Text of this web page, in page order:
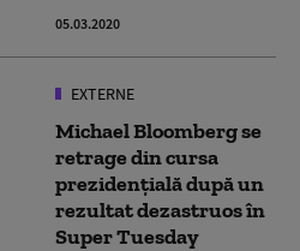
05.03.2020
EXTERNE
Michael Bloomberg se
retrage din cursa
prezidenţială după un
rezultat dezastruos în
Super Tuesday